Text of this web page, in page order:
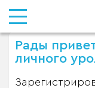
Рады
личного